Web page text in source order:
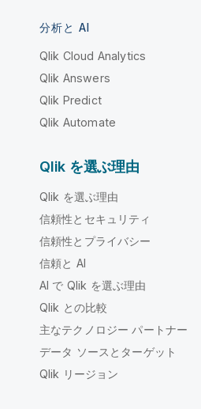
分析と AI
Qlik Cloud Analytics
Qlik Answers
Qlik Predict
Qlik Automate
Qlik を選ぶ理由
Qlik を選ぶ理由
信頼性とセキュリティ
信頼性とプライバシー
信頼と AI
AI で Qlik を選ぶ理由
Qlik との比較
主なテクノロジー パートナー
データ ソースとターゲット
Qlik リージョン